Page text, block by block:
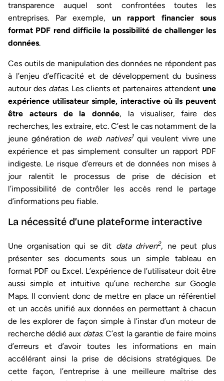
transparence auquel sont confrontées toutes les
entreprises. Par exemple, un rapport financier sous
format PDF rend difficile la possibilité de challenger les
données.
Ces outils de manipulation des données ne répondent pas
à l’enjeu d’efficacité et de développement du business
autour des datas. Les clients et partenaires attendent une
expérience utilisateur simple, interactive où ils peuvent
être acteurs de la donnée, la visualiser, faire des
recherches, les extraire, etc. C’est le cas notamment de la
jeune génération de web natives1qui veulent vivre une
expérience et pas simplement consulter un rapport PDF
indigeste. Le risque d’erreurs et de données non mises à
jour ralentit le processus de prise de décision et
l’impossibilité de contrôler les accès rend le partage
d’informations peu fiable.
La nécessité d’une plateforme interactive
Une organisation qui se dit data driven2, ne peut plus
présenter ses documents sous un simple tableau en
format PDF ou Excel. L’expérience de l’utilisateur doit être
aussi simple et intuitive qu’une recherche sur Google
Maps. Il convient donc de mettre en place un référentiel
et un accès unifié aux données en permettant à chacun
de les explorer de façon simple à l’instar d’un moteur de
recherche dédié aux datas. C’est la garantie de faire moins
d’erreurs et d’avoir toutes les informations en main
accélérant ainsi la prise de décisions stratégiques. De
cette façon, l’entreprise à une meilleure maîtrise des